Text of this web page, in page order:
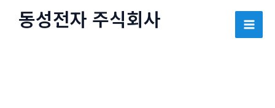
동성전자 주식회사
Main